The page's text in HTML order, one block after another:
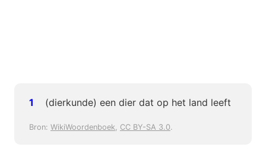
(dierkunde) een dier dat op het land leeft
Bron: WikiWoordenboek, CC BY-SA 3.0.